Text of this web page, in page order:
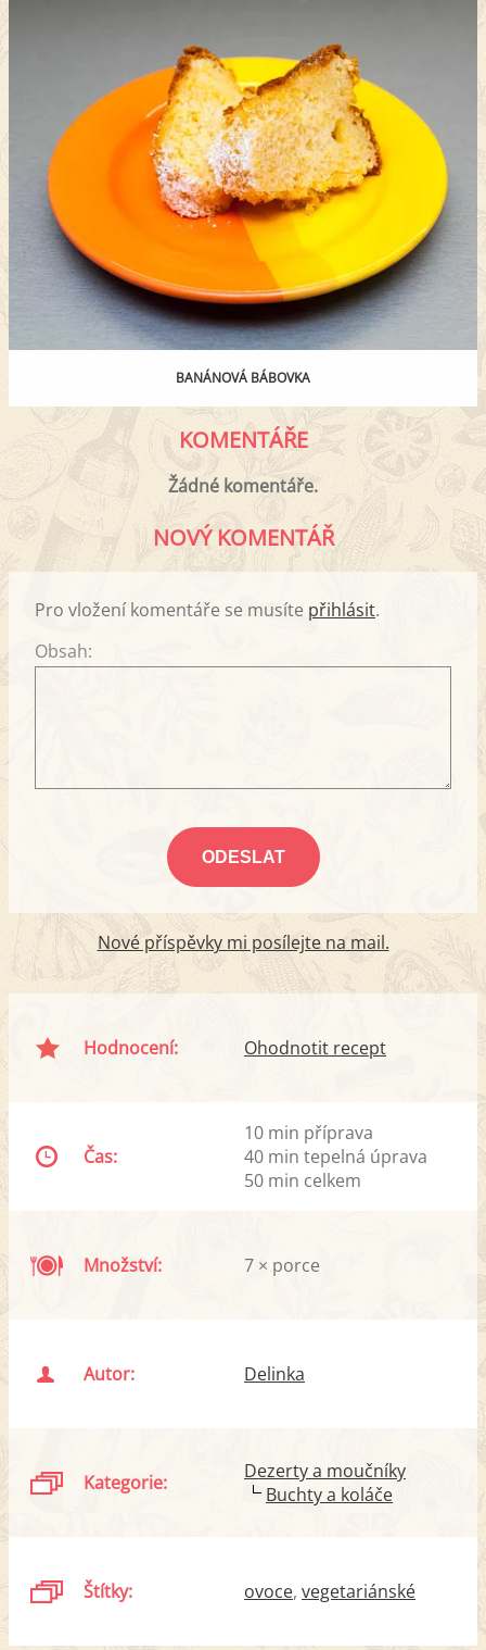
BANÁNOVÁ BÁBOVKA
KOMENTÁŘE
Žádné komentáře.
NOVÝ KOMENTÁŘ
Pro vložení komentáře se musíte přihlásit.
Obsah:
Nové příspěvky mi posílejte na mail.
Hodnocení: Ohodnotit recept
Čas:
10 min příprava
40 min tepelná úprava
50 min celkem
Množství: 7 × porce
Autor: Delinka
Kategorie:
Dezerty a moučníky
Buchty a koláče
Štítky: ovoce vegetariánské